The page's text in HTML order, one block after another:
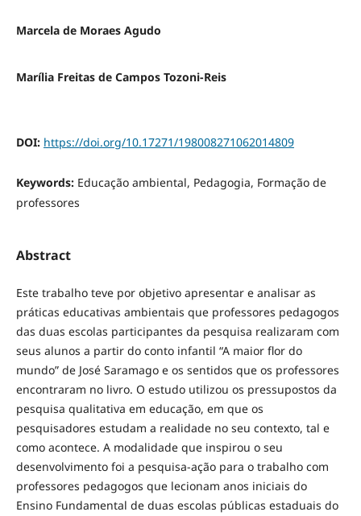
Marcela de Moraes Agudo
Marília Freitas de Campos Tozoni-Reis
DOI: https://doi.org/10.17271/198008271062014809
Keywords: Educação ambiental, Pedagogia, Formação de
professores
Abstract
Este trabalho teve por objetivo apresentar e analisar as
práticas educativas ambientais que professores pedagogos
das duas escolas participantes da pesquisa realizaram com
seus alunos a partir do conto infantil “A maior flor do
mundo” de José Saramago e os sentidos que os professores
encontraram no livro. O estudo utilizou os pressupostos da
pesquisa qualitativa em educação, em que os
pesquisadores estudam a realidade no seu contexto, tal e
como acontece. A modalidade que inspirou o seu
desenvolvimento foi a pesquisa-ação para o trabalho com
professores pedagogos que lecionam anos iniciais do
Ensino Fundamental de duas escolas públicas estaduais do